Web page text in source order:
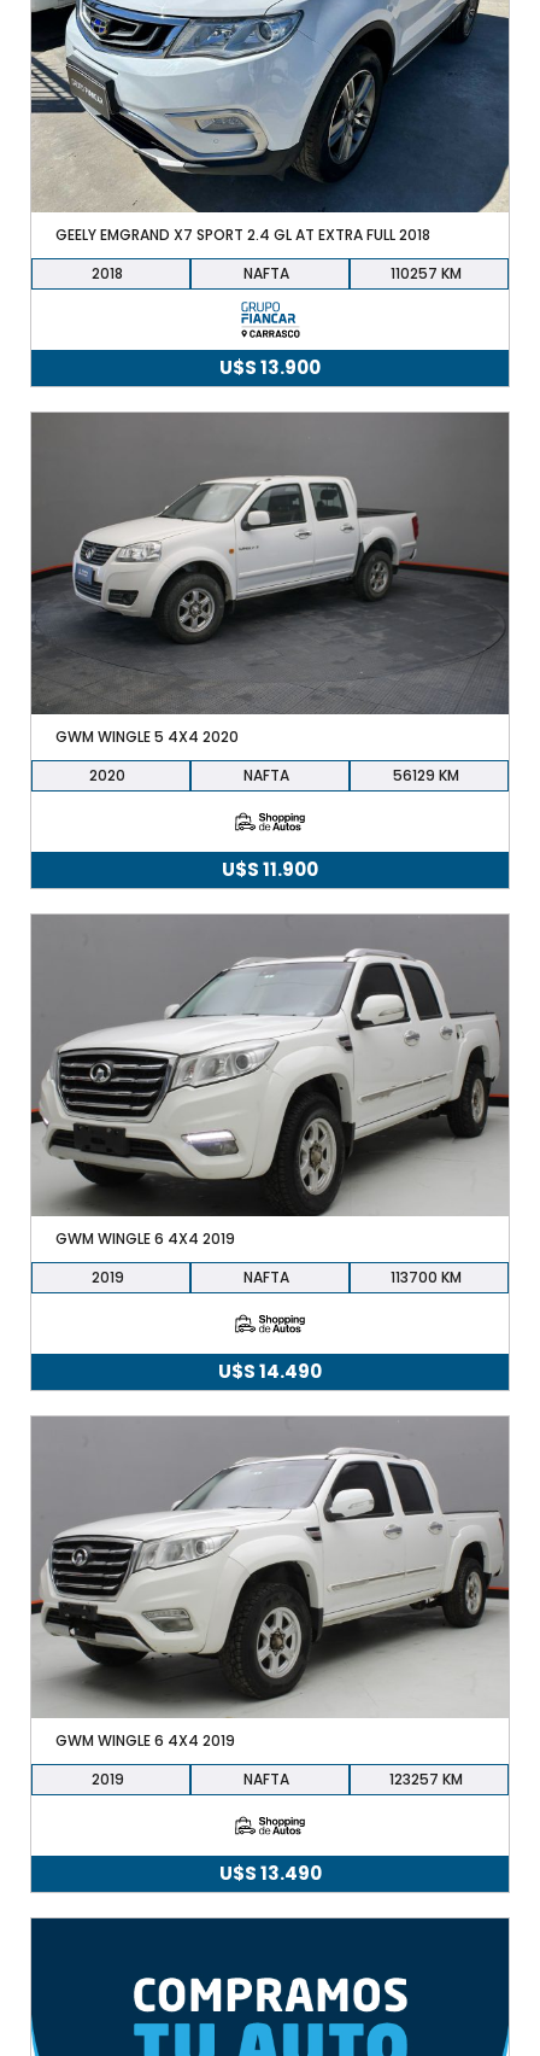
GEELY EMGRAND X7 SPORT 2.4 GL AT EXTRA FULL 2018
2018
NAFTA 110257
U$S13.900
GWM WINGLE 5 4X4 2020
2020
NAFTA 56129
U$S11.900
GWM WINGLE 6 4X4 2019
2019
NAFTA 113700
U$S14.490
GWM WINGLE 6 4X4 2019
2019
NAFTA 123257
U$S13.490